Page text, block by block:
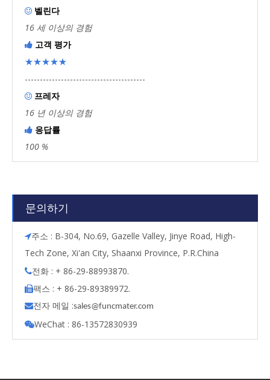
 벨린다
16 세 이상의 경험
 고객 평가
★★★★★
----------------------------------------
 프레자
16 년 이상의 경험
 응답률
100 %
문의하기
주소 : B-304, No.69, Gazelle Valley, Jinye Road, High-
Tech Zone, Xi'an City, Shaanxi Province, P.R.China
전화 : + 86-29-88993870.
팩스 : + 86-29-89389972.
전자 메일 :sales@funcmater.com
WeChat : 86-13572830939